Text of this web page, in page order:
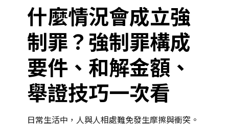
什麼情況會成立強
制罪？強制罪構成
要件、和解金額、
舉證技巧一次看
日常生活中，人與人相處難免發生摩擦與衝突。